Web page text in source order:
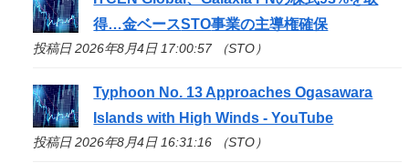
得…金ベースSTO事業の主導権確保
投稿日 2026年8月4日 17:00:57 （STO）
Typhoon No. 13 Approaches Ogasawara
Islands with High Winds - YouTube
投稿日 2026年8月4日 16:31:16 （STO）